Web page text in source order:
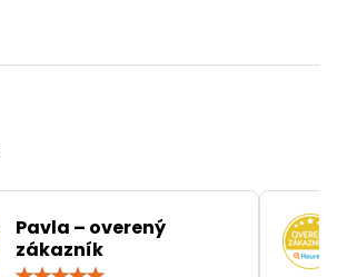
Pavla – overený
zákazník